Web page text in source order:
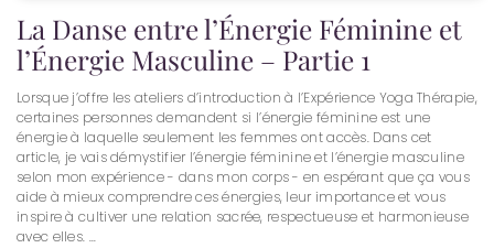
La Danse entre l’Énergie Féminine et
l’Énergie Masculine – Partie 1
Lorsque j’offre les ateliers d’introduction à l’Expérience Yoga Thérapie,
certaines personnes demandent si l’énergie féminine est une
énergie à laquelle seulement les femmes ont accès. Dans cet
article, je vais démystifier l’énergie féminine et l’énergie masculine
selon mon expérience - dans mon corps - en espérant que ça vous
aide à mieux comprendre ces énergies, leur importance et vous
inspire à cultiver une relation sacrée, respectueuse et harmonieuse
avec elles. ...